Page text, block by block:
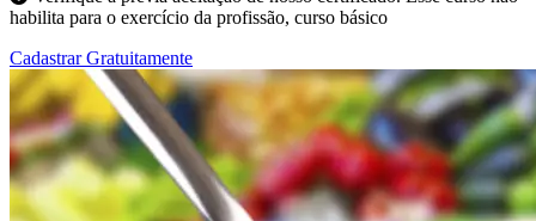
habilita para o exercício da profissão, curso básico
Cadastrar Gratuitamente